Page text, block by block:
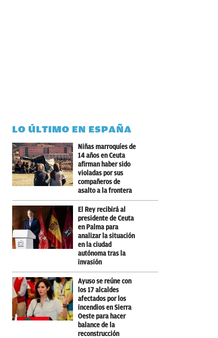
LO ÚLTIMO EN ESPAÑA
Niñas marroquíes de
14 años en Ceuta
afirman haber sido
violadas por sus
compañeros de
asalto a la frontera
El Rey recibirá al
presidente de Ceuta
en Palma para
analizar la situación
en la ciudad
autónoma tras la
invasión
Ayuso se reúne con
los 17 alcaldes
afectados por los
incendios en Sierra
Oeste para hacer
balance de la
reconstrucción